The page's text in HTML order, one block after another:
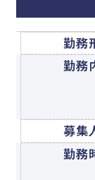
勤務
勤務
募集
勤務